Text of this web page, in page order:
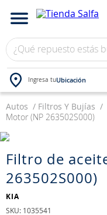
¿Qué repuesto estás
Ingresa tuUbicación
Autos Filtros Y Bujías
Motor (NP 263502S000)
Filtro de
263502S000)
KIA
: 1035541
TÉRMINOS MÁS
3 .
westlake
5 .
jockey